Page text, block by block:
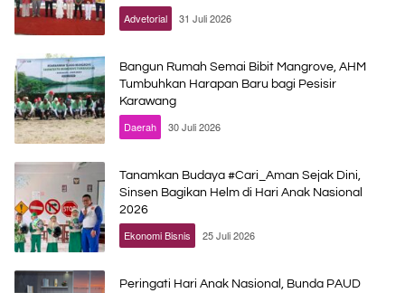
Advetorial 31 Juli 2026
Bangun Rumah Semai Bibit Mangrove, AHM
Tumbuhkan Harapan Baru bagi Pesisir
Karawang
Daerah 30 Juli 2026
Tanamkan Budaya #Cari_Aman Sejak Dini,
Sinsen Bagikan Helm di Hari Anak Nasional
2026
Ekonomi Bisnis 25 Juli 2026
Peringati Hari Anak Nasional, Bunda PAUD